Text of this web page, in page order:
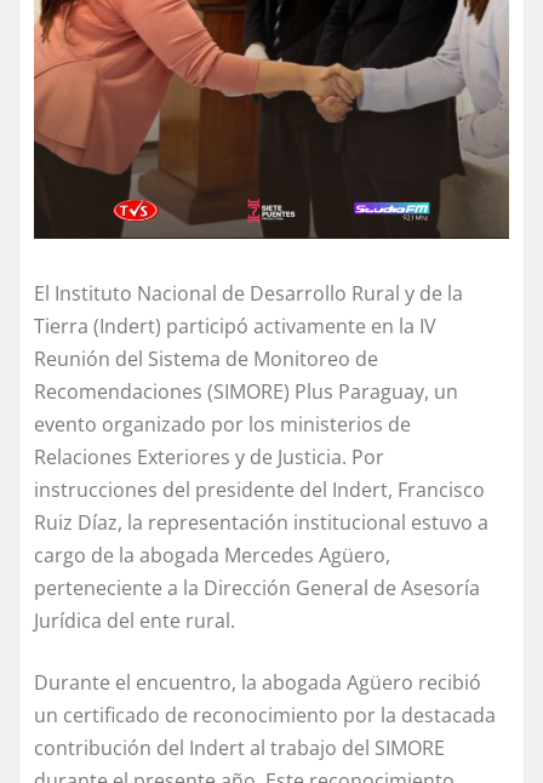
El Instituto Nacional de Desarrollo Rural y de la
Tierra (Indert) participó activamente en la IV
Reunión del Sistema de Monitoreo de
Recomendaciones (SIMORE) Plus Paraguay, un
evento organizado por los ministerios de
Relaciones Exteriores y de Justicia. Por
instrucciones del presidente del Indert, Francisco
Ruiz Díaz, la representación institucional estuvo a
cargo de la abogada Mercedes Agüero,
perteneciente a la Dirección General de Asesoría
Jurídica del ente rural.
Durante el encuentro, la abogada Agüero recibió
un certificado de reconocimiento por la destacada
contribución del Indert al trabajo del SIMORE